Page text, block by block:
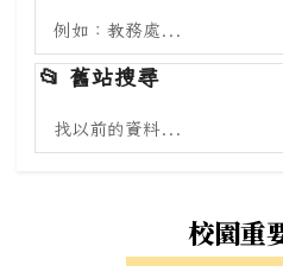
搜尋本站內容
📂 舊站搜尋
搜尋舊站內容
校園重